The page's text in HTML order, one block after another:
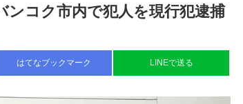
ンコク市内で犯人を現行犯逮捕
はてなブックマーク LINEで送る